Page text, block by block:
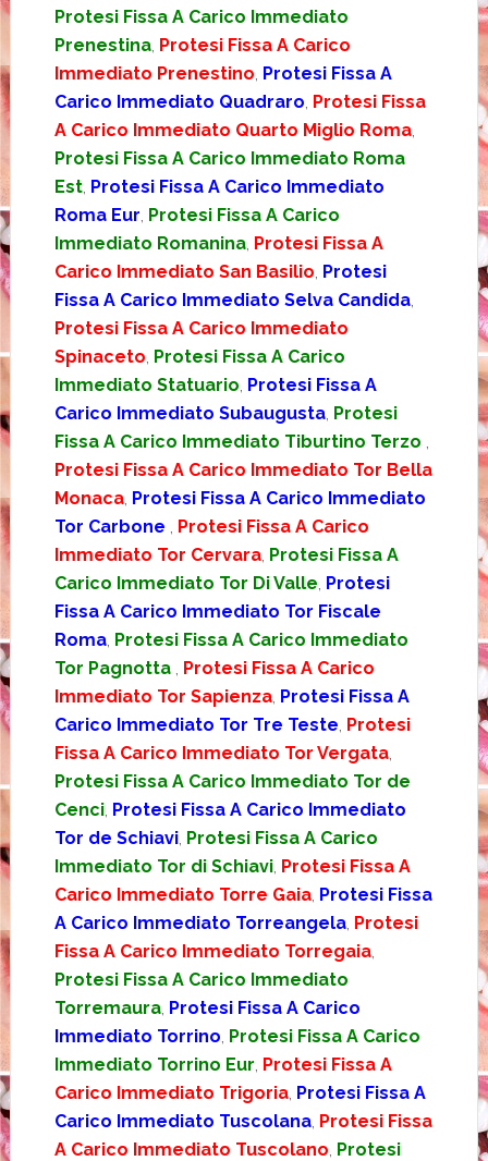
Protesi Fissa A Carico Immediato
Prenestina, Protesi Fissa A Carico
Immediato Prenestino Protesi Fissa A
Carico Immediato Quadraro Protesi Fissa
A Carico Immediato Quarto Miglio Roma,
Protesi Fissa A Carico Immediato Roma
Est, Protesi Fissa A Carico Immediato
Roma Eur Protesi Fissa A Carico
Immediato Romanina, Protesi Fissa A
Carico Immediato San Basilio Protesi
Fissa A Carico Immediato Selva Candida,
Protesi Fissa A Carico Immediato
Spinaceto Protesi Fissa A Carico
Immediato Statuario Protesi Fissa A
Carico Immediato Subaugusta, Protesi
Fissa A Carico Immediato Tiburtino Terzo
Protesi Fissa A Carico Immediato Tor Bella
Monaca, Protesi Fissa A Carico Immediato
Tor Carbone
Protesi Fissa A Carico
Immediato Tor Cervara, Protesi Fissa A
Carico Immediato Tor Di Valle Protesi
Fissa A Carico Immediato Tor Fiscale
Roma, Protesi Fissa A Carico Immediato
Tor Pagnotta
Protesi Fissa A Carico
Immediato Tor Sapienza, Protesi Fissa A
Carico Immediato Tor Tre Teste Protesi
Fissa A Carico Immediato Tor Vergata,
Protesi Fissa A Carico Immediato Tor de
Cenci, Protesi Fissa A Carico Immediato
Tor de Schiavi, Protesi Fissa A Carico
Immediato Tor di Schiavi, Protesi Fissa A
Carico Immediato Torre Gaia, Protesi Fissa
A Carico Immediato Torreangela, Protesi
Fissa A Carico Immediato Torregaia,
Protesi Fissa A Carico Immediato
Torremaura, Protesi Fissa A Carico
Immediato Torrino Protesi Fissa A Carico
Immediato Torrino Eur Protesi Fissa A
Carico Immediato Trigoria, Protesi Fissa A
Carico Immediato Tuscolana, Protesi Fissa
A Carico Immediato Tuscolano Protesi